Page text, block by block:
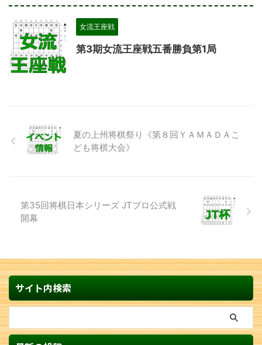
女流王座戦
第3期女流王座戦五番勝負第1局
夏の上州将棋祭り《第８回ＹＡＭＡＤＡこ
ども将棋大会》
第35回将棋日本シリーズ JTプロ公式戦
開幕
サイト内検索